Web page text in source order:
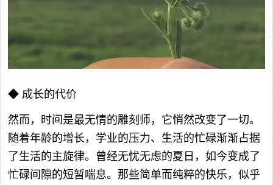
◆ 成长的代价
然而，时间是最无情的雕刻师，它悄然改变了一切。
随着年龄的增长，学业的压力、生活的忙碌渐渐占据
了生活的主旋律。曾经无忧无虑的夏日，如今变成了
忙碌间隙的短暂喘息。那些简单而纯粹的快乐，似乎